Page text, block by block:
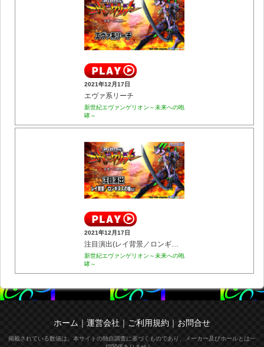
2021年12月17日
エヴァ系リーチ
新世紀エヴァンゲリオン～未来への咆
哮～
2021年12月17日
注目演出(レイ背景／ロンギヌスの槍など)
新世紀エヴァンゲリオン～未来への咆
哮～
ホーム ｜ 運営会社 ｜ ご利用規約 ｜ お問合せ
掲載されている数値は、本サイトの独自調査に基づくものであり、メーカー及びホールとは一